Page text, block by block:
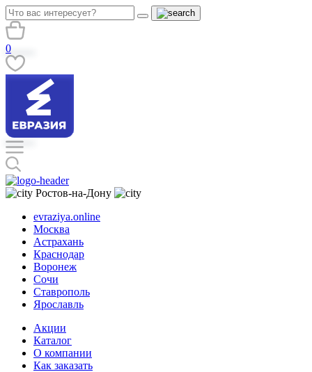
0
Ростов-на-Дону
evraziya.online
Москва
Астрахань
Краснодар
Воронеж
Сочи
Ставрополь
Ярославль
Акции
Каталог
О компании
Как заказать